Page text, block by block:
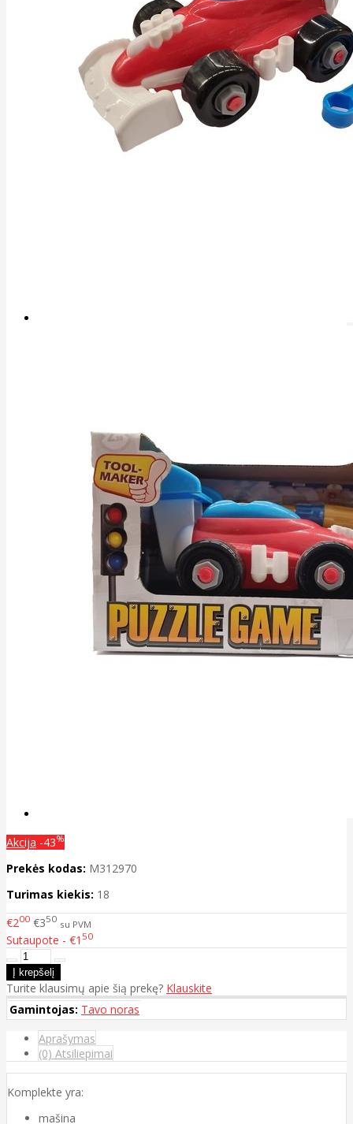
Akcija -43%
Prekės kodas: M312970
Turimas kiekis: 18
€200 €350 su PVM
Sutaupote - €1 50
Turite klausimų apie šią prekę? Klauskite
Gamintojas: Tavo noras
Aprašymas
(0) Atsiliepimai
Komplekte yra:
mašina